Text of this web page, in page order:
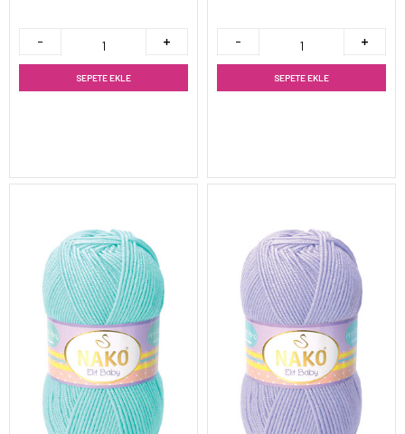
SEPETE EKLE SEPETE EKLE